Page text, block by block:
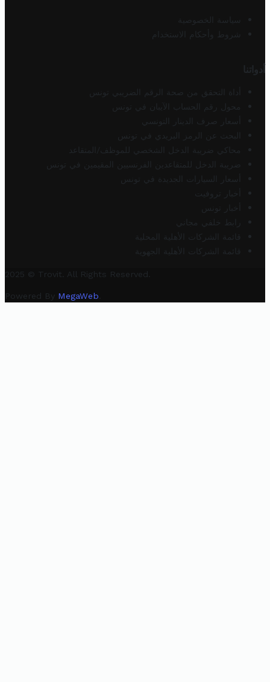
سياسة الخصوصية
شروط وأحكام الاستخدام
أدواتنا
أداة التحقق من صحة الرقم الضريبي تونس
محول رقم الحساب الآيبان في تونس
أسعار صرف الدينار التونسي
البحث عن الرمز البريدي في تونس
محاكي ضريبة الدخل الشخصي للموظف/المتقاعد
ضريبة الدخل للمتقاعدين الفرنسيين المقيمين في تونس
أسعار السيارات الجديدة في تونس
أخبار تروفيت
أخبار تونس
رابط خلفي مجاني
قائمة الشركات الأهلية المحلية
قائمة الشركات الأهلية الجهوية
2025 © Trovit. All Rights Reserved.
Powered By MegaWeb